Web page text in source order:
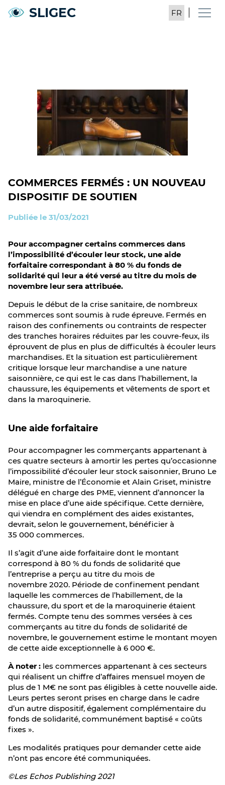
SLIGEC
COMMERCES FERMÉS : UN NOUVEAU
DISPOSITIF DE SOUTIEN
Publiée le 31/03/2021
Pour accompagner certains commerces dans
l’impossibilité d’écouler leur stock, une aide
forfaitaire correspondant à 80 % du fonds de
solidarité qui leur a été versé au titre du mois de
novembre leur sera attribuée.
Depuis le début de la crise sanitaire, de nombreux
commerces sont soumis à rude épreuve. Fermés en
raison des confinements ou contraints de respecter
des tranches horaires réduites par les couvre-feux, ils
éprouvent de plus en plus de difficultés à écouler leurs
marchandises. Et la situation est particulièrement
critique lorsque leur marchandise a une nature
saisonnière, ce qui est le cas dans l’habillement, la
chaussure, les équipements et vêtements de sport et
dans la maroquinerie.
Une aide forfaitaire
Pour accompagner les commerçants appartenant à
ces quatre secteurs à amortir les pertes qu’occasionne
l’impossibilité d’écouler leur stock saisonnier, Bruno Le
Maire, ministre de l’Économie et Alain Griset, ministre
délégué en charge des PME, viennent d’annoncer la
mise en place d’une aide spécifique. Cette dernière,
qui viendra en complément des aides existantes,
devrait, selon le gouvernement, bénéficier à
35 000 commerces.
Il s’agit d’une aide forfaitaire dont le montant
correspond à 80 % du fonds de solidarité que
l’entreprise a perçu au titre du mois de
novembre 2020. Période de confinement pendant
laquelle les commerces de l’habillement, de la
chaussure, du sport et de la maroquinerie étaient
fermés. Compte tenu des sommes versées à ces
commerçants au titre du fonds de solidarité de
novembre, le gouvernement estime le montant moyen
de cette aide exceptionnelle à 6 000 €.
À noter : les commerces appartenant à ces secteurs
qui réalisent un chiffre d’affaires mensuel moyen de
plus de 1 M€ ne sont pas éligibles à cette nouvelle aide.
Leurs pertes seront prises en charge dans le cadre
d’un autre dispositif, également complémentaire du
fonds de solidarité, communément baptisé « coûts
fixes ».
Les modalités pratiques pour demander cette aide
n’ont pas encore été communiquées.
©Les Echos Publishing 2021